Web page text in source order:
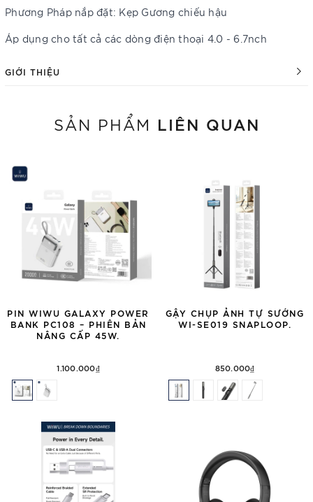
Phương Pháp nắp đặt: Kẹp Gương chiếu hậu
Áp dụng cho tất cả các dòng điện thoại 4.0 - 6.7nch
GIỚI THIỆU
SẢN PHẨM LIÊN QUAN
PIN WIWU GALAXY POWER
BANK PC108 – PHIÊN BẢN
NÂNG CẤP 45W.
1.100.000₫
GẬY CHỤP ẢNH TỰ SƯỚNG
WI-SE019 SNAPLOOP.
850.000₫